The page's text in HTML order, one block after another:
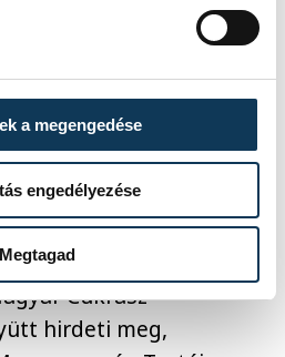
a megengedése
engedélyezése
Megtagad
Tortája
Figyelem Alapítvány
Cukrász
hirdeti meg,